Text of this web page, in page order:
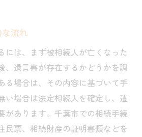
流れ
には、まず被相続人が亡くなった
、遺言書が存在するかどうかを調
る場合は、その内容に基づいて手
い場合は法定相続人を確定し、遺
があります。千葉市での相続手続
民票、相続財産の証明書類などを